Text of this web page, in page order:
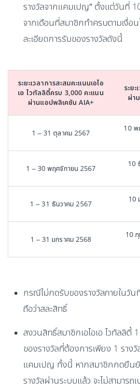
รางวัลจากแคมเปญ” ตั้งแต่วันที่
จากเดือนที่สมาชิกทำครบตามเงื่อ
ละเอียดการรับของรางวัลดังนี้
ระยะเวลาการสะสมคะแนนเอไอ
เอ ไวทัลลิตี้ครบ 3,000 คะแนน
ผ่านแอปพลิเคชัน AIA+
ระย
ผ่า
1 – 31 ตุลาคม 2567
10 พ
1 – 30 พฤศจิกายน 2567
10
1 – 31 ธันวาคม 2567
10
1 – 31 มกราคม 2568
10
กรณีไม่กดรับของรางวัลภายในวั
ถือว่าสละสิทธิ์
สงวนสิทธิ์สมาชิกเอไอเอ ไวทัลลิตี้
ของรางวัลที่ต้องการเพียง 1 รางวั
แคมเปญ ทั้งนี้ หากสมาชิกกดยืน
รางวัลผ่านระบบแล้ว จะไม่สามาร